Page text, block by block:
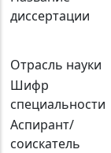
диссертации
Отрасль науки
Шифр
специальности
Аспирант/
соискатель